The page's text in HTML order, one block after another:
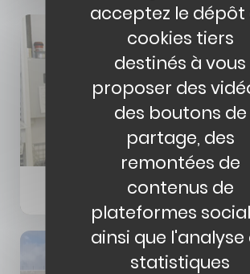
Image
Image
Spécialité Médicales et
Image
Image
acceptez le dépôt
cookies tiers
destinés à vous
proposer des
des boutons de
partage, des
remontées de
contenus de
plateformes
ainsi que l'analyse
statistiques